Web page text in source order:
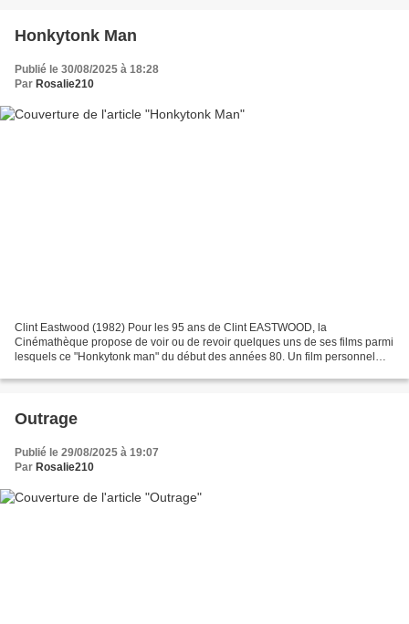
Honkytonk Man
Publié le 30/08/2025 à 18:28
Par Rosalie210
Clint Eastwood (1982) Pour les 95 ans de Clint EASTWOOD, la
Cinémathèque propose de voir ou de revoir quelques uns de ses films parmi
lesquels ce "Honkytonk man" du début des années 80. Un film personnel
Outrage
Publié le 29/08/2025 à 19:07
Par Rosalie210